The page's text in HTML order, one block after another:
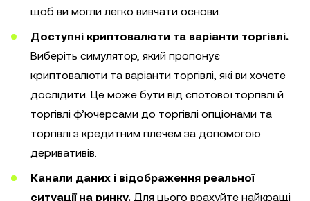
щоб ви могли легко вивчати основи.
Доступні криптовалюти та варіанти торгівлі.
Виберіть симулятор, який пропонує
криптовалюти та варіанти торгівлі, які ви хочете
дослідити. Це може бути від спотової торгівлі й
торгівлі ф’ючерсами до торгівлі опціонами та
торгівлі з кредитним плечем за допомогою
деривативів.
Канали даних і відображення реальної
ситуації на ринку. Для цього врахуйте найкращі